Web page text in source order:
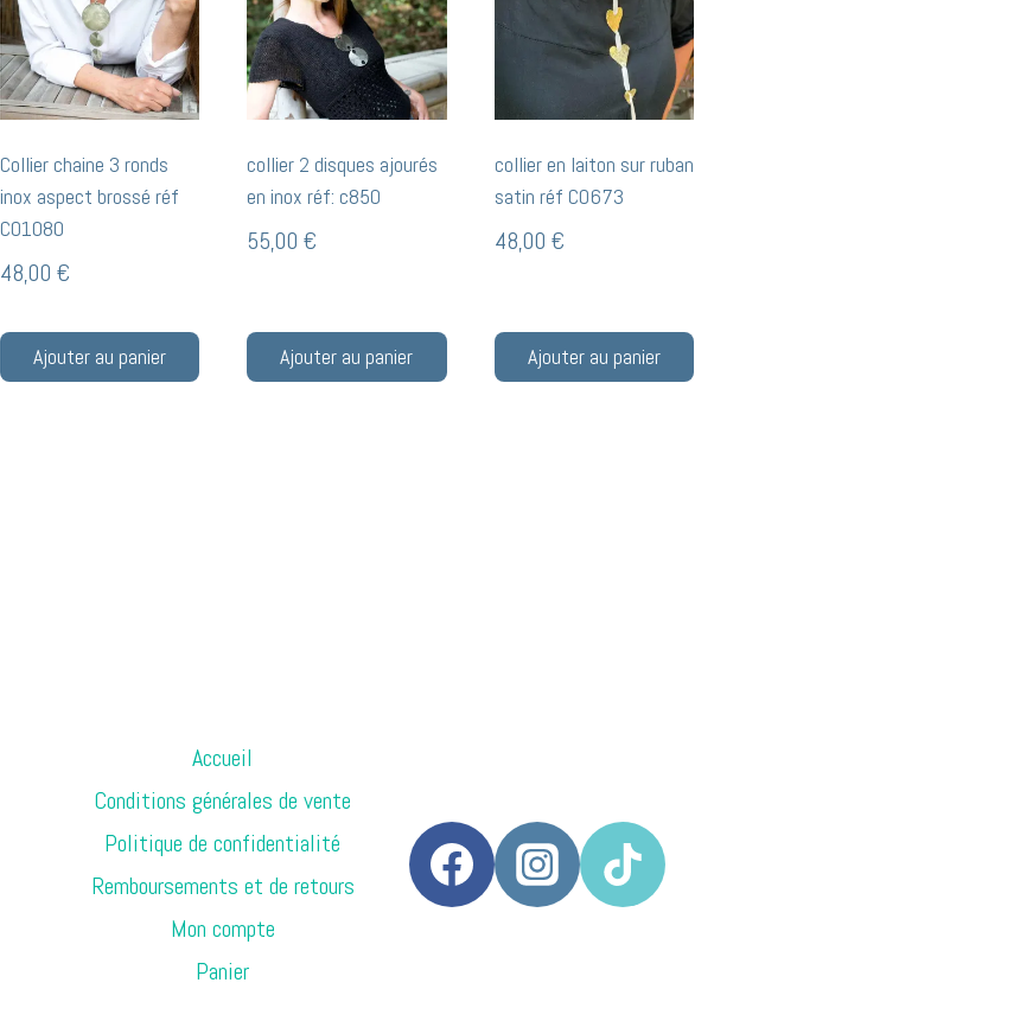
Collier chaine 3 ronds
inox aspect brossé réf
CO1080
48,00 €
Ajouter au panier
collier 2 disques ajourés
en inox réf: c850
55,00 €
Ajouter au panier
collier en laiton sur ruban
satin réf CO673
48,00 €
Ajouter au panier
Accueil
Conditions générales de vente
Politique de confidentialité
Remboursements et de retours
Mon compte
Panier